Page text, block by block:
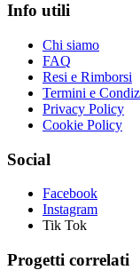
Info utili
Chi siamo
FAQ
Resi e Rimborsi
Termini e
Privacy Policy
Cookie Policy
Social
Facebook
Instagram
Tik Tok
Progetti correlati